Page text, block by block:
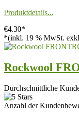
Produktdetails...
€4.30*
*(inkl. 19 % MwSt.
Rockwool
Durchschnittliche
Anzahl der